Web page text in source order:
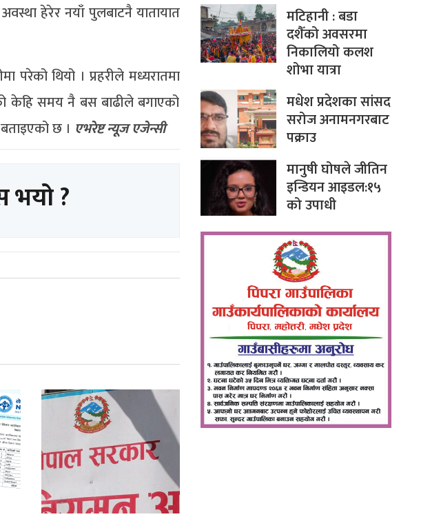
हेरेर नयाँ पुलबाटनै यातायात
परेको थियो । प्रहरीले मध्यरातमा
केहि समय नै बस बाढीले बगाएको
छ । एभरेष्ट न्यूज एजेन्सी
भयो ?
मटिहानी : बडा
दशैँको अवसरमा
निकालियो कलश
शोभा यात्रा
मधेश प्रदेशका सांसद
सरोज अनामनगरबाट
पक्राउ
मानुषी घोषले जीतिन
इन्डियन आइडल:१५
को उपाधी